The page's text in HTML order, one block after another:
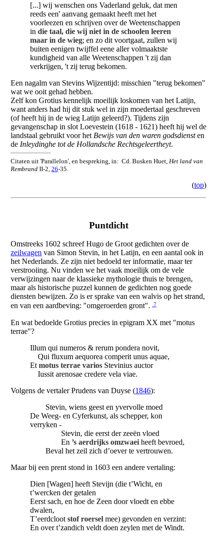
[...] wij wenschen ons Vaderland geluk, dat men
reeds een' aanvang gemaakt heeft met het
voorleezen en schrijven over de Weetenschappen
in die taal, die wij niet in de schoolen leeren
maar in de wieg; en zo dit voortgaat, zullen wij
buiten eenigen twijffel eene aller volmaaktste
kundigheid van alle Weetenschappen 't zij dan
verkrijgen, 't zij terug bekomen.
Een nagalm van Stevins Wijzentijd: misschien "terug bekomen"
wat we ooit gehad hebben.
Zelf kon Grotius kennelijk moeilijk loskomen van het Latijn,
want anders had hij dit stuk wel in zijn moedertaal geschreven
(of heeft hij in de wieg Latijn geleerd?). Tijdens zijn
gevangenschap in slot Loevestein (1618 - 1621) heeft hij wel de
landstaal gebruikt voor het Bewijs van den waren godsdiensten
de Inleydinghe tot de Hollandsche Rechtsgeleertheyt.
Citaten uit 'Parallelon', en bespreking, in: Cd. Busken Huet, Het land van
Rembrand II-2, 26-35.
(top)
Puntdicht
Omstreeks 1602 schreef Hugo de Groot gedichten over de
zeilwagen van Simon Stevin, in het Latijn, en een aantal ook in
het Nederlands. Ze zijn niet bedoeld ter informatie, maar ter
verstrooiing. Nu vinden we het vaak moeilijk om de vele
verwijzingen naar de klassieke mythologie thuis te brengen,
maar als historische puzzel kunnen de gedichten nog goede
diensten bewijzen. Zo is er sprake van een walvis op het strand,
en van een aardbeving: "omgeroerden gront".
7
En wat bedoelde Grotius precies in epigram XX met "motus
terrae"?
Illum qui numeros & rerum pondera novit,
Qui fluxum aequorea comperit unus aquae,
Et motus terrae varios Stevinius auctor
Iussit arenosae credere vela viae.
Volgens de vertaler Prudens van Duyse (1846):
Stevin, wiens geest en yvervolle moed
De Weeg- en Cyferkunst, als schepper, kon
verryken -
Stevin, die eerst der zeeën vloed
En ’s aerdrijks omzwaei heeft bevroed,
Beval het zeil zich d’oever te vertrouwen.
Maar bij een prent stond in 1603 een andere vertaling:
Dien [Wagen] heeft Stevijn (die t’Wicht, en
t’wercken der getalen
Eerst sach, en hoe de Zeen door vloedt en ebbe
dwalen,
T’eerdcloot stof roersel mee) gevonden en verzint:
En over t’zandich veldt doen zeylen met de Windt.